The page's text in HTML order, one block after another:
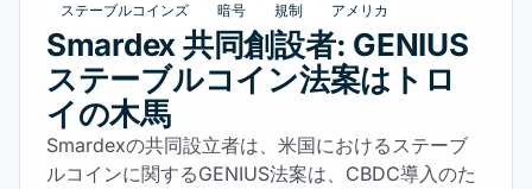
ステーブルコインズ 暗号 規制 アメリカ
Smardex 共同創設者: GENIUS
ステーブルコイン法案はトロ
イの木馬
Smardexの共同設立者は、米国におけるステーブ
ルコインに関するGENIUS法案は、CBDC導入のた